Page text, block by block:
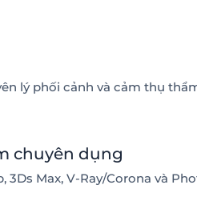
lý phối cảnh và cảm thụ
chuyên dụng
3Ds Max, V-Ray/Corona và